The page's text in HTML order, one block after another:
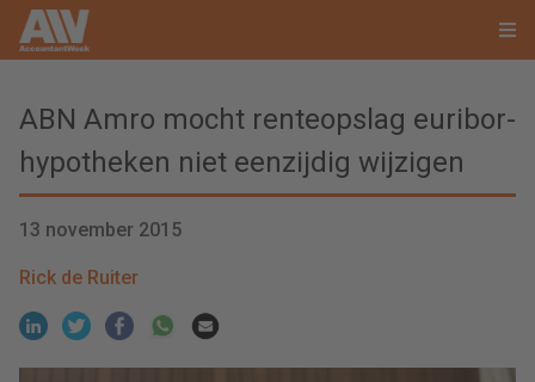
ABN Amro mocht renteopslag euribor-
hypotheken niet eenzijdig wijzigen
13 november 2015
Rick de Ruiter